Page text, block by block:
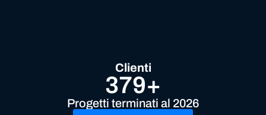
Clienti
379+
Progetti terminati al 2026